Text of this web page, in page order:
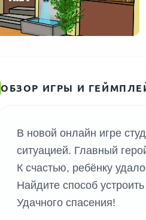
ОБЗОР ИГРЫ И
В новой онлайн игре
ситуацией. Главный
К счастью, ребёнку
Найдите способ
Удачного спасения!